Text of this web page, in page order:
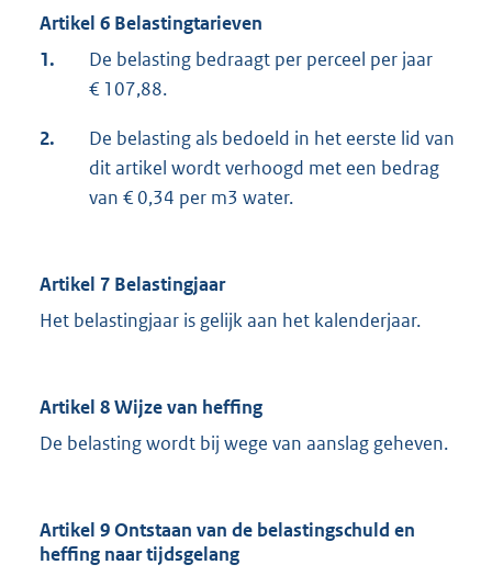
Artikel 6 Belastingtarieven
1.
De belasting bedraagt per perceel per jaar
€ 107,88.
2.
De belasting als bedoeld in het eerste lid van
dit artikel wordt verhoogd met een bedrag
van € 0,34 per m3 water.
Artikel 7 Belastingjaar
Het belastingjaar is gelijk aan het kalenderjaar.
Artikel 8 Wijze van heffing
De belasting wordt bij wege van aanslag geheven.
Artikel 9 Ontstaan van de belastingschuld en
heffing naar tijdsgelang